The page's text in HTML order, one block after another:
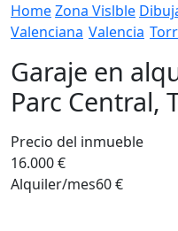
HomeZona Vislble
Valenciana Valencia
Garaje en
Parc Central,
Precio del inmueble
16.000 €
Alquiler/mes60 €